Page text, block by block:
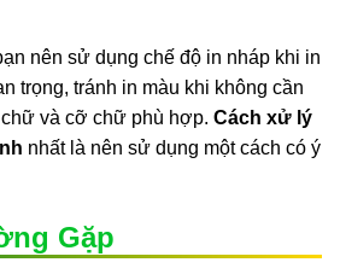
nên sử dụng chế độ in nháp khi in
trọng, tránh in màu khi không cần
và cỡ chữ phù hợp. Cách xử lý
nhất là nên sử dụng một cách có ý
Gặp